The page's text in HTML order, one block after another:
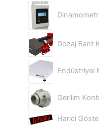
Dozaj Bant
Endüstriyel
Gerilim
Harici